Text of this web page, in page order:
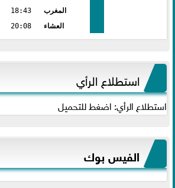
المغرب
18:43
العشاء
20:08
استطلاع الرأي
استطلاع الرأي: اضغط للتحميل
الفيس بوك